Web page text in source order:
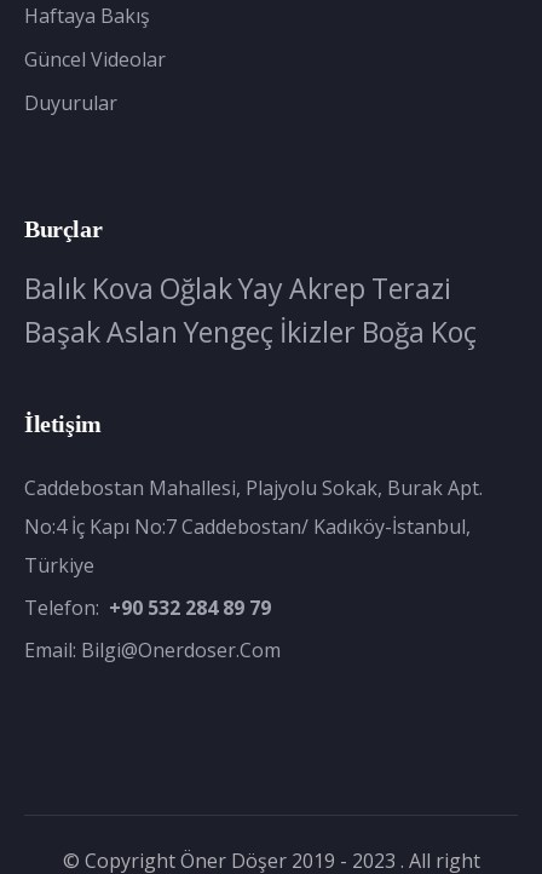
Haftaya Bakış
Güncel Videolar
Duyurular
Burçlar
Balık Kova OğlakYayAkrep Terazi
BaşakAslan Yengeç İkizler Boğa Koç
İletişim
Caddebostan Mahallesi, Plajyolu Sokak, Burak Apt.
No:4 İç Kapı No:7 Caddebostan/ Kadıköy-İstanbul,
Türkiye
Telefon: +90 532 284 89 79
Email: Bilgi@onerdoser.com
© Copyright Öner Döşer 2019 - 2023 . All right